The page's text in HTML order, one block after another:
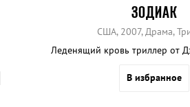
ЗОДИАК
США, 2007, Драма,
Леденящий кровь триллер от
В избранное